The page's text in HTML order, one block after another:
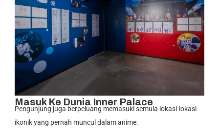
Masuk Ke Dunia Inner Palace
Pengunjung juga berpeluang memasuki semula lokasi-lokasi
ikonik yang pernah muncul dalam anime.